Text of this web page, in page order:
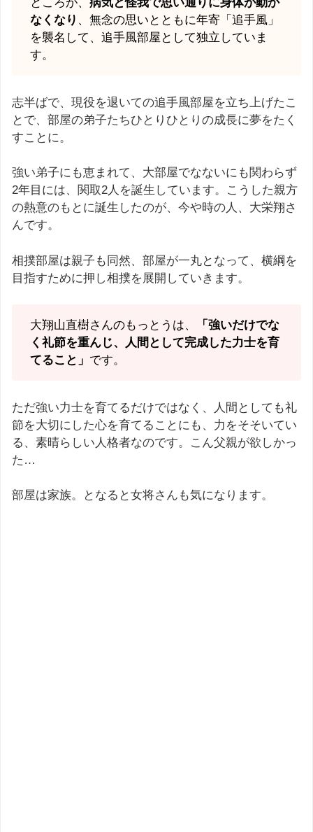
なくなり 、無念の思いとともに年寄「追手風」
を襲名して、追手風部屋として独立していま
す。
志半ばで、現役を退いての追手風部屋を立ち上げたこ
とで、部屋の弟子たちひとりひとりの成長に夢をたく
すことに。
強い弟子にも恵まれて、大部屋でなないにも関わらず
2年目には、関取2人を誕生しています。こうした親方
の熱意のもとに誕生したのが、今や時の人、大栄翔さ
んです。
相撲部屋は親子も同然、部屋が一丸となって、横綱を
目指すために押し相撲を展開していきます。
大翔山直樹さんのもっとうは、
「強いだけでな
く礼節を重んじ、人間として完成した力士を育
てること」 です。
ただ強い力士を育てるだけではなく、人間としても礼
節を大切にした心を育てることにも、力をそそいてい
る、素晴らしい人格者なのです。こん父親が欲しかっ
た…
部屋は家族。となると女将さんも気になります。